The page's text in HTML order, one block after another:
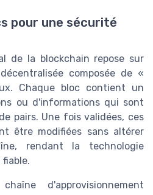
pour une sécurité
de la blockchain repose sur
composée de «
Chaque bloc contient un
ou d'informations qui sont
pairs. Une fois validées, ces
être modifiées sans altérer
rendant la technologie
d'approvisionnement